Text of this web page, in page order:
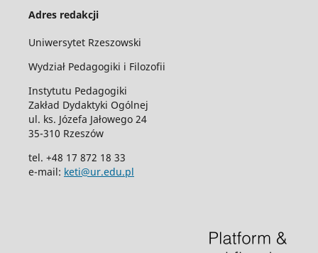
Adres redakcji
Uniwersytet Rzeszowski
Wydział Pedagogiki i Filozofii
Instytutu Pedagogiki
Zakład Dydaktyki Ogólnej
ul. ks. Józefa Jałowego 24
35-310 Rzeszów
tel. +48 17 872 18 33
e-mail: keti@ur.edu.pl